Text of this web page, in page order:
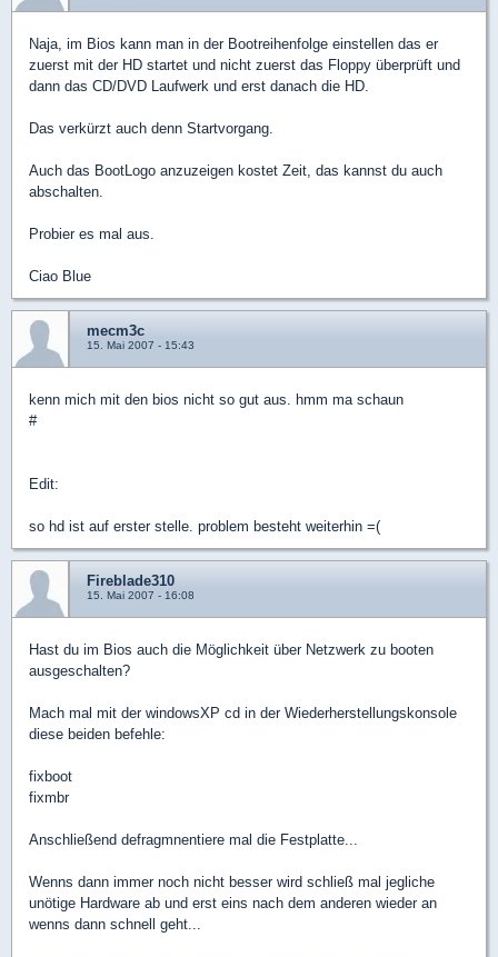
Naja, im Bios kann man in der Bootreihenfolge einstellen das er
zuerst mit der HD startet und nicht zuerst das Floppy überprüft und
dann das CD/DVD Laufwerk und erst danach die HD.
Das verkürzt auch denn Startvorgang.
Auch das BootLogo anzuzeigen kostet Zeit, das kannst du auch
abschalten.
Probier es mal aus.
Ciao Blue
mecm3c
15. Mai 2007 - 15:43
kenn mich mit den bios nicht so gut aus. hmm ma schaun
#
Edit:
so hd ist auf erster stelle. problem besteht weiterhin =(
Fireblade310
15. Mai 2007 - 16:08
Hast du im Bios auch die Möglichkeit über Netzwerk zu booten
ausgeschalten?
Mach mal mit der windowsXP cd in der Wiederherstellungskonsole
diese beiden befehle:
fixboot
fixmbr
Anschließend defragmnentiere mal die Festplatte...
Wenns dann immer noch nicht besser wird schließ mal jegliche
unötige Hardware ab und erst eins nach dem anderen wieder an
wenns dann schnell geht...